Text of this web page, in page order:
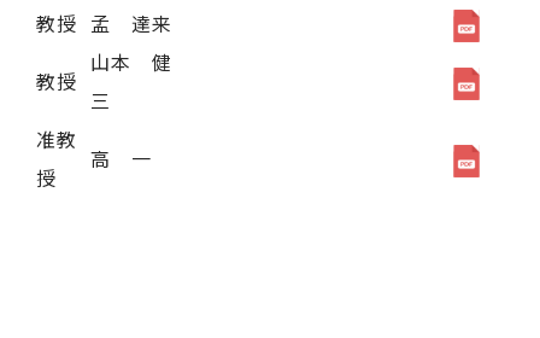
教授 孟 達来
教授
山本 健
三
准教
授
高 一